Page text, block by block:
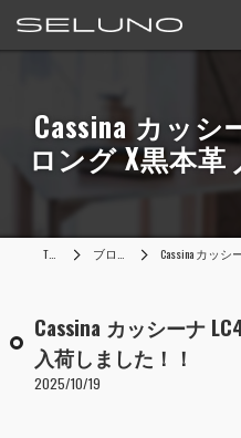
Cassina カッシ
ロング X黒本革
TOP ブログ Cassina カッシ
Cassina カッシーナ
入荷しました！！
2025/10/19